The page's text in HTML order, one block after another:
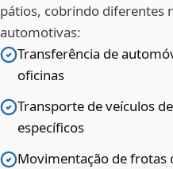
pátios, cobrindo diferentes
automotivas:
Transferência de
oficinas
Transporte de veículos
específicos
Movimentação de frotas